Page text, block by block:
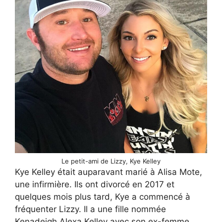
Le petit-ami de Lizzy, Kye Kelley
Kye Kelley était auparavant marié à Alisa Mote,
une infirmière. Ils ont divorcé en 2017 et
quelques mois plus tard, Kye a commencé à
fréquenter Lizzy. Il a une fille nommée